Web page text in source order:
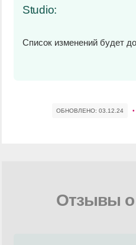
Studio:
Список изменений будет
ОБНОВЛЕНО: 03.12.24 •
Отзывы о